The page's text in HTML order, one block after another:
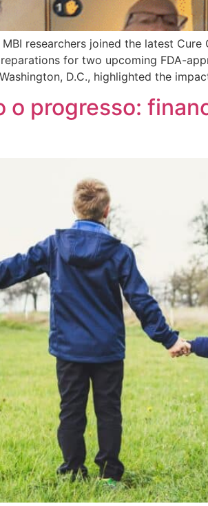
researchers joined the latest
for two upcoming FDA-
Washington, D.C., highlighted the
o progresso: